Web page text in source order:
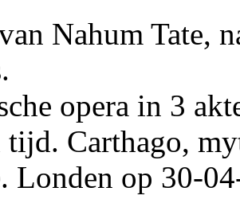
Nahum Tate,
opera in 3
tijd. Carthago,
Londen op 30-